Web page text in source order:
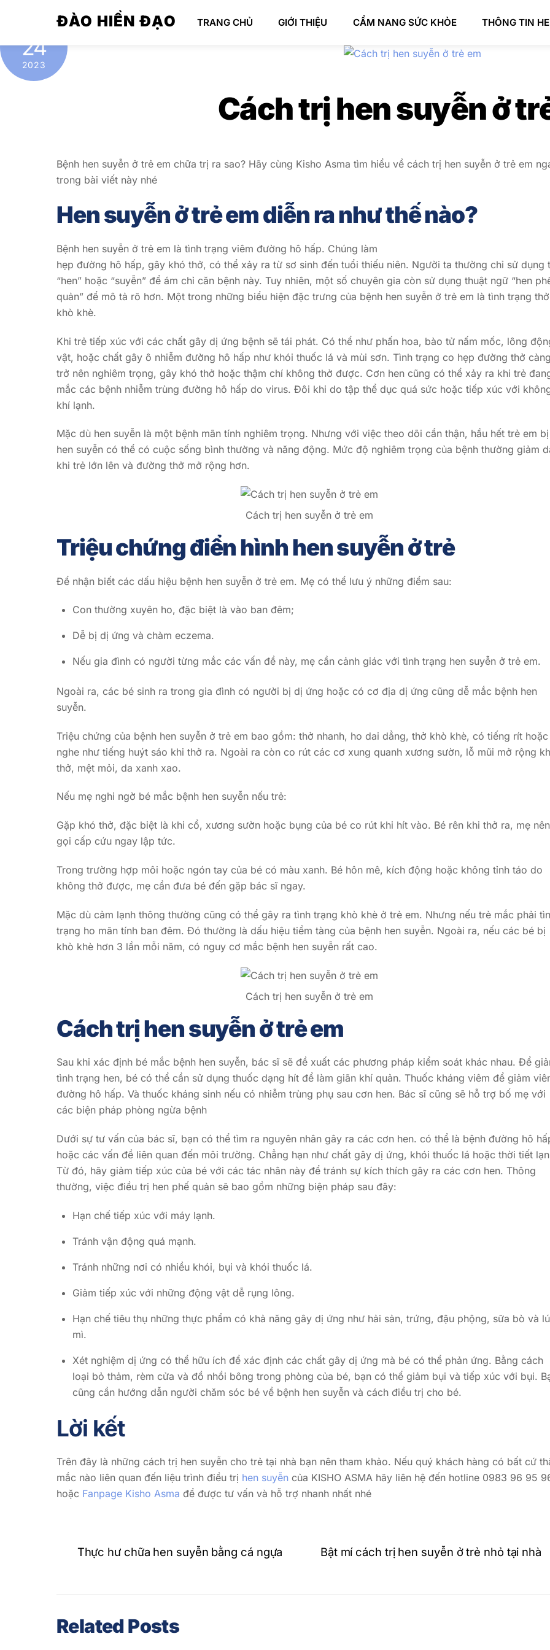
ĐÀO HIỀN ĐẠO TRANG CHỦ GIỚI THIỆU CẨM NANG SỨC KHỎE THÔNG TIN
24
2023
Cách trị hen suyễn ở
Bệnh hen suyễn ở trẻ em chữa trị ra sao? Hãy cùng Kisho Asma tìm hiểu về cách trị hen suyễn ở trẻ em
trong bài viết này nhé
Hen suyễn ở trẻ em diễn ra như thế nào?
Bệnh hen suyễn ở trẻ em là tình trạng viêm đường hô hấp. Chúng làm
hẹp đường hô hấp, gây khó thở, có thể xảy ra từ sơ sinh đến tuổi thiếu niên. Người ta thường chỉ sử dụng
“hen” hoặc “suyễn” để ám chỉ căn bệnh này. Tuy nhiên, một số chuyên gia còn sử dụng thuật ngữ “hen
quản” để mô tả rõ hơn. Một trong những biểu hiện đặc trưng của bệnh hen suyễn ở trẻ em là tình trạng thở
khò khè.
Khi trẻ tiếp xúc với các chất gây dị ứng bệnh sẽ tái phát. Có thể như phấn hoa, bào tử nấm mốc, lông
vật, hoặc chất gây ô nhiễm đường hô hấp như khói thuốc lá và mùi sơn. Tình trạng co hẹp đường thở càng
trở nên nghiêm trọng, gây khó thở hoặc thậm chí không thở được. Cơn hen cũng có thể xảy ra khi trẻ
mắc các bệnh nhiễm trùng đường hô hấp do virus. Đôi khi do tập thể dục quá sức hoặc tiếp xúc với
khí lạnh.
Mặc dù hen suyễn là một bệnh mãn tính nghiêm trọng. Nhưng với việc theo dõi cẩn thận, hầu hết trẻ em bị
hen suyễn có thể có cuộc sống bình thường và năng động. Mức độ nghiêm trọng của bệnh thường giảm
khi trẻ lớn lên và đường thở mở rộng hơn.
Cách trị hen suyễn ở trẻ em
Triệu chứng điển hình hen suyễn ở trẻ
Để nhận biết các dấu hiệu bệnh hen suyễn ở trẻ em. Mẹ có thể lưu ý những điểm sau:
Con thường xuyên ho, đặc biệt là vào ban đêm;
Dễ bị dị ứng và chàm eczema.
Nếu gia đình có người từng mắc các vấn đề này, mẹ cần cảnh giác với tình trạng hen suyễn ở trẻ em.
Ngoài ra, các bé sinh ra trong gia đình có người bị dị ứng hoặc có cơ địa dị ứng cũng dễ mắc bệnh hen
suyễn.
Triệu chứng của bệnh hen suyễn ở trẻ em bao gồm: thở nhanh, ho dai dẳng, thở khò khè, có tiếng rít hoặc
nghe như tiếng huýt sáo khi thở ra. Ngoài ra còn co rút các cơ xung quanh xương sườn, lỗ mũi mở rộng
thở, mệt mỏi, da xanh xao.
Nếu mẹ nghi ngờ bé mắc bệnh hen suyễn nếu trẻ:
Gặp khó thở, đặc biệt là khi cổ, xương sườn hoặc bụng của bé co rút khi hít vào. Bé rên khi thở ra, mẹ nên
gọi cấp cứu ngay lập tức.
Trong trường hợp môi hoặc ngón tay của bé có màu xanh. Bé hôn mê, kích động hoặc không tỉnh táo do
không thở được, mẹ cần đưa bé đến gặp bác sĩ ngay.
Mặc dù cảm lạnh thông thường cũng có thể gây ra tình trạng khò khè ở trẻ em. Nhưng nếu trẻ mắc phải
trạng ho mãn tính ban đêm. Đó thường là dấu hiệu tiềm tàng của bệnh hen suyễn. Ngoài ra, nếu các bé bị
khò khè hơn 3 lần mỗi năm, có nguy cơ mắc bệnh hen suyễn rất cao.
Cách trị hen suyễn ở trẻ em
Cách trị hen suyễn ở trẻ em
Sau khi xác định bé mắc bệnh hen suyễn, bác sĩ sẽ đề xuất các phương pháp kiểm soát khác nhau. Để
tình trạng hen, bé có thể cần sử dụng thuốc dạng hít để làm giãn khí quản. Thuốc kháng viêm để giảm
đường hô hấp. Và thuốc kháng sinh nếu có nhiễm trùng phụ sau cơn hen. Bác sĩ cũng sẽ hỗ trợ bố mẹ với
các biện pháp phòng ngừa bệnh
Dưới sự tư vấn của bác sĩ, bạn có thể tìm ra nguyên nhân gây ra các cơn hen. có thể là bệnh đường hô
hoặc các vấn đề liên quan đến môi trường. Chẳng hạn như chất gây dị ứng, khói thuốc lá hoặc thời tiết
Từ đó, hãy giảm tiếp xúc của bé với các tác nhân này để tránh sự kích thích gây ra các cơn hen. Thông
thường, việc điều trị hen phế quản sẽ bao gồm những biện pháp sau đây:
Hạn chế tiếp xúc với máy lạnh.
Tránh vận động quá mạnh.
Tránh những nơi có nhiều khói, bụi và khói thuốc lá.
Giảm tiếp xúc với những động vật dễ rụng lông.
Hạn chế tiêu thụ những thực phẩm có khả năng gây dị ứng như hải sản, trứng, đậu phộng, sữa bò và
mì.
Xét nghiệm dị ứng có thể hữu ích để xác định các chất gây dị ứng mà bé có thể phản ứng. Bằng cách
loại bỏ thảm, rèm cửa và đồ nhồi bông trong phòng của bé, bạn có thể giảm bụi và tiếp xúc với bụi.
cũng cần hướng dẫn người chăm sóc bé về bệnh hen suyễn và cách điều trị cho bé.
Lời kết
Trên đây là những cách trị hen suyễn cho trẻ tại nhà bạn nên tham khảo. Nếu quý khách hàng có bất cứ
mắc nào liên quan đến liệu trình điều trị hen suyễn của KISHO ASMA hãy liên hệ đến hotline 0983 96 95
hoặc Fanpage Kisho Asma để được tư vấn và hỗ trợ nhanh nhất nhé
Thực hư chữa hen suyễn bằng cá ngựa Bật mí cách trị hen suyễn ở trẻ nhỏ tại nhà
Related Posts